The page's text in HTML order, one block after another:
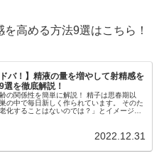
高める方法9選はこちら！
ドバ！】精液の量を増やして射精感を
選を徹底解説！
係性を簡単に解説！ 精子は思春期以
中で毎日新しく作られています。 そのた
化することはないのでは？」とイメージし
2022.12.31